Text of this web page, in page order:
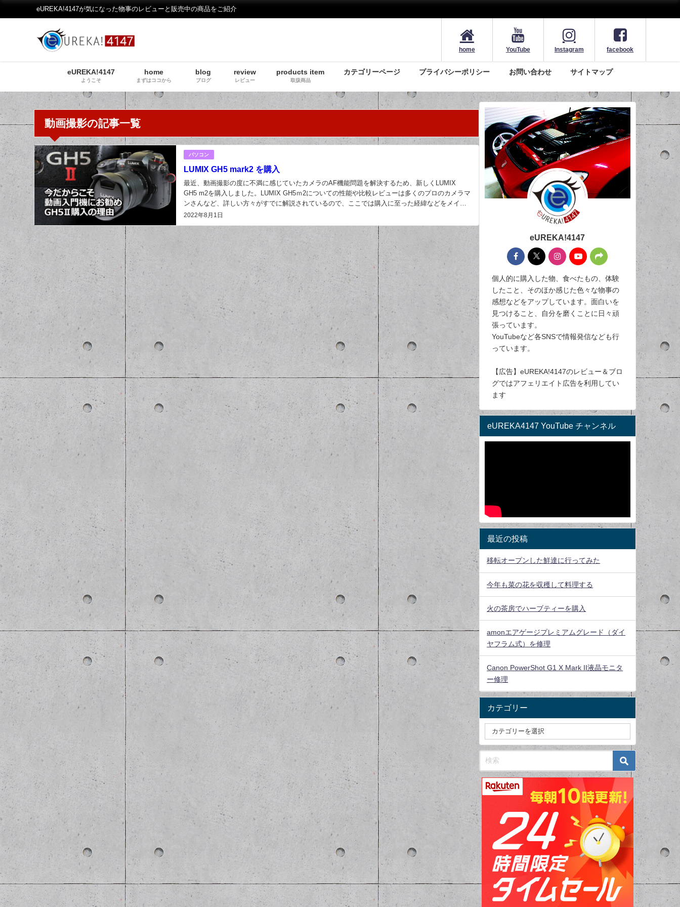
eUREKA!4147が気になった物事のレビューと販売中の商品をご紹介
home YouTube Instagram facebook
eUREKA!4147
ようこそ
home
まずはココから
blog
ブログ
review
レビュー
products item
取扱商品
カテゴリーページ プライバシーポリシー お問い合わせ サイトマップ
動画撮影の記事一覧
パソコン
LUMIX GH5 mark2 を購入
2022年8月1日
最近、動画撮影の度に不満に感じていたカメラのAF機能問題を解決するため、新しくLUMIX
GH5 m2を購入しました。LUMIX GH5ｍ2についての性能や比較レビューは多くのプロのカメラマ
ンさんなど、詳しい方々がすでに解説されているので、ここでは購入に至った経緯などをメイン
にご紹介します。 現在は仕事で物撮り用に購入...
eUREKA!4147
個人的に購入した物、食べたもの、体験
したこと、そのほか感じた色々な物事の
感想などをアップしています。面白いを
見つけること、自分を磨くことに日々頑
張っています。
YouTubeなど各SNSで情報発信なども行
っています。
【広告】eUREKA!4147のレビュー＆ブロ
グではアフェリエイト広告を利用してい
ます
eUREKA4147 YouTube チャンネル
最近の投稿
移転オープンした鮮達に行ってみた
今年も菜の花を収穫して料理する
火の茶房でハーブティーを購入
amonエアゲージプレミアムグレード（ダイ
ヤフラム式）を修理
Canon PowerShot G1 X Mark II液晶モニタ
ー修理
カテゴリー